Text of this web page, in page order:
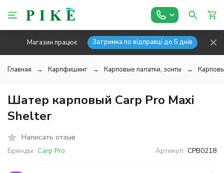
Магазин працює Затримка по відправці до 5 днів
Главная Карпфишинг Карповые палатки, зонты
Шатер карповый Carp Pro Maxi
Shelter
Написать отзыв
Бренды: Carp Pro Артикул: CPB0218